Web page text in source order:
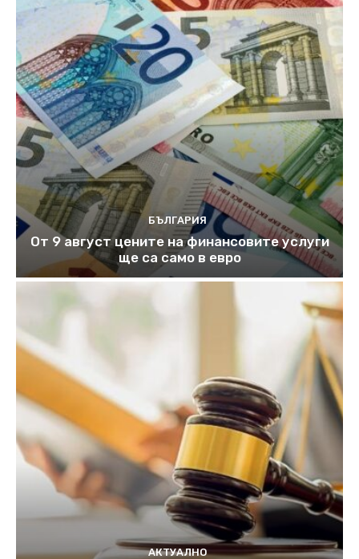
БЪЛГАРИЯ
От 9 август цените на финансовите услуги
ще са само в евро
АКТУАЛНО